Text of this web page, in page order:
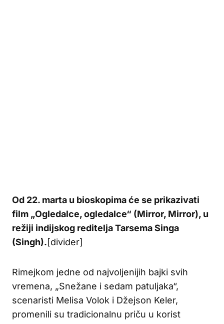
Od 22. marta u bioskopima će se prikazivati
film „Ogledalce, ogledalce“ (Mirror, Mirror), u
režiji indijskog reditelja Tarsema Singa
(Singh).[divider]
Rimejkom jedne od najvoljenijih bajki svih
vremena, „Snežane i sedam patuljaka“,
scenaristi Melisa Volok i Džejson Keler,
promenili su tradicionalnu priču u korist